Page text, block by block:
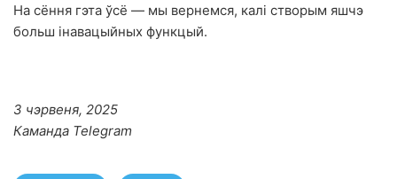
На сёння гэта ўсё — мы вернемся, калі створым яшчэ
больш інавацыйных функцый.
3 чэрвеня, 2025
Каманда Telegram